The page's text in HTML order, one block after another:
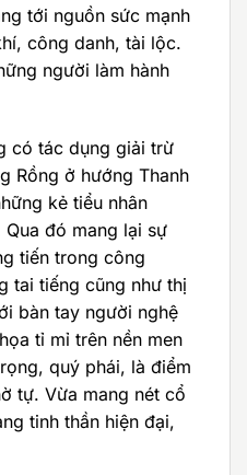
tới nguồn sức mạnh
công danh, tài lộc.
người làm hành
có tác dụng giải trừ
Rồng ở hướng Thanh
kẻ tiểu nhân
đó mang lại sự
tiến trong công
tai tiếng cũng như thị
bàn tay người nghệ
tỉ mỉ trên nền men
quý phái, là điểm
tự. Vừa mang nét cổ
tinh thần hiện đại,